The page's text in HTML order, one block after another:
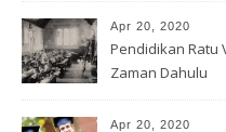
Apr 20, 2020
Pendidikan Ratu
Zaman Dahulu
Apr 20, 2020